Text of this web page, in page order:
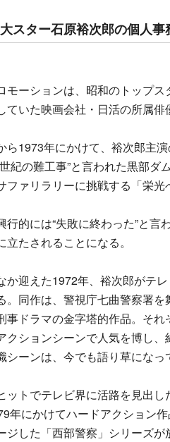
スター石原裕次郎の個人事
モーションは、昭和のトップス
ていた映画会社・日活の所属俳
ら1973年にかけて、裕次郎主
紀の難工事”と言われた黒部
ファリラリーに挑戦する「栄光
行的には“失敗に終わった”と
立たされることになる。
か迎えた1972年、裕次郎がテ
。同作は、警視庁七曲警察署
事ドラマの金字塔的作品。そ
クションシーンで人気を博し、
シーンは、今でも語り草になっ
ットでテレビ界に活路を見出
年にかけてハードアクション
ジした「西部警察」シリーズが